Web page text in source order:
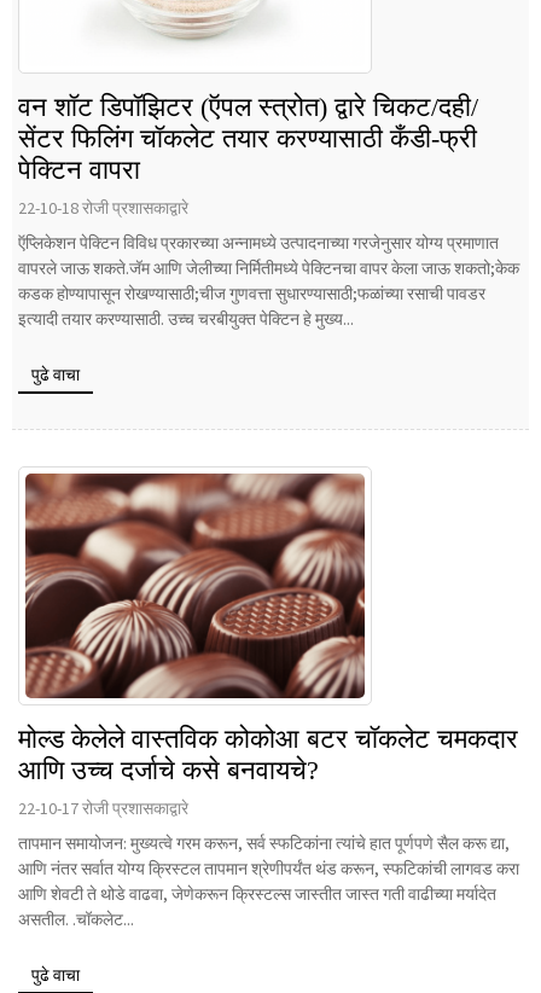
वन शॉट डिपॉझिटर (ऍपल स्त्रोत) द्वारे चिकट/दही/
सेंटर फिलिंग चॉकलेट तयार करण्यासाठी कँडी-फ्री
पेक्टिन वापरा
22-10-18 रोजी प्रशासकाद्वारे
ऍप्लिकेशन पेक्टिन विविध प्रकारच्या अन्नामध्ये उत्पादनाच्या गरजेनुसार योग्य प्रमाणात
वापरले जाऊ शकते.जॅम आणि जेलीच्या निर्मितीमध्ये पेक्टिनचा वापर केला जाऊ शकतो;केक
कडक होण्यापासून रोखण्यासाठी;चीज गुणवत्ता सुधारण्यासाठी;फळांच्या रसाची पावडर
इत्यादी तयार करण्यासाठी. उच्च चरबीयुक्त पेक्टिन हे मुख्य...
पुढे वाचा
मोल्ड केलेले वास्तविक कोकोआ बटर चॉकलेट चमकदार
आणि उच्च दर्जाचे कसे बनवायचे?
22-10-17 रोजी प्रशासकाद्वारे
तापमान समायोजन: मुख्यत्वे गरम करून, सर्व स्फटिकांना त्यांचे हात पूर्णपणे सैल करू द्या,
आणि नंतर सर्वात योग्य क्रिस्टल तापमान श्रेणीपर्यंत थंड करून, स्फटिकांची लागवड करा
आणि शेवटी ते थोडे वाढवा, जेणेकरून क्रिस्टल्स जास्तीत जास्त गती वाढीच्या मर्यादेत
असतील. .चॉकलेट...
पुढे वाचा